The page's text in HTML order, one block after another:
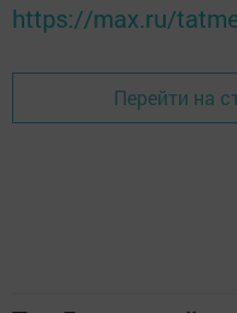
https://max.ru/
Перейти на